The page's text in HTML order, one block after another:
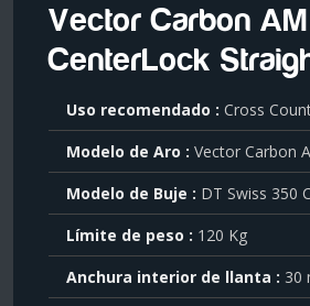
Vector Carbon
CenterLock
saber
más
sobre
cada
característica
haga
click
sobre
símbolo
Uso recomendado
Cross
Modelo de Aro
Vector Carbon
Modelo de Buje
DT Swiss 350
Límite de peso
120 Kg
Anchura interior de llanta
30